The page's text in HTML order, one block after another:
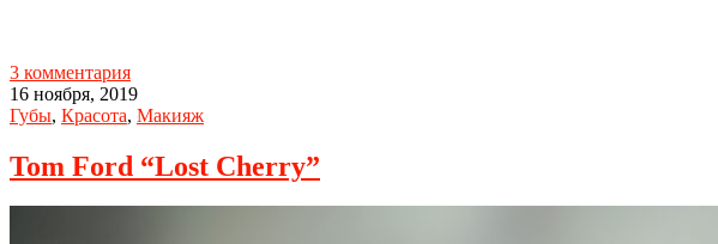
3 комментария
16 ноября, 2019
Губы, Красота, Макияж
Tom Ford “Lost Cherry”